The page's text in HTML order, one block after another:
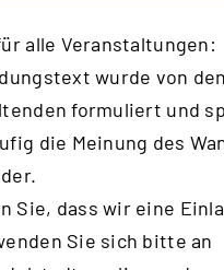
alle Veranstaltungen:
wurde von den
formuliert und
die Meinung des
Sie, dass wir eine
Sie sich bitte an